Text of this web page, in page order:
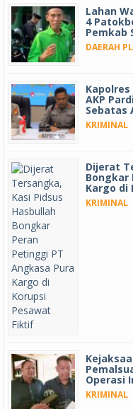
Lahan
4
Pemkab
DAERAH
AKP
Sebatas
KRIMINAL
Dijerat
Bongkar
Kargo di
KRIMINAL
Operasi
KRIMINAL